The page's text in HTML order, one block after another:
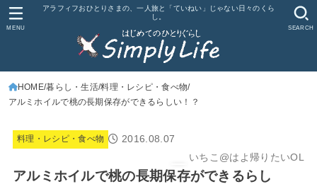
アラフィフおひとりさまの、一人旅と「ていねい」じゃない日々のくら
し。
SEARCH
MENU
HOME 暮らし・生活 料理・レシピ・食べ物
アルミホイルで桃の長期保存ができるらしい！？
料理・レシピ・食べ物
2016.08.07
いちこ@はよ帰りたいOL
アルミホイルで桃の長期保存ができるらし